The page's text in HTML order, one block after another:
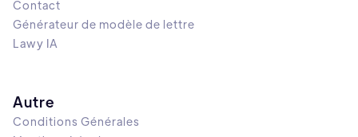
Contact
Générateur de modèle de lettre
Lawy IA
Autre
Conditions Générales